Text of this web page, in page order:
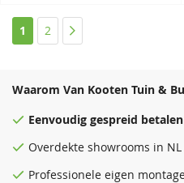
Pagina
U lees momenteel pagina
1 Pagina
2 Pagina
Waarom Van Kooten Tuin &
Eenvoudig gespreid betalen
Overdekte showrooms in NL
Professionele eigen